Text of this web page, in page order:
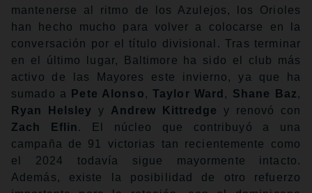
mantenerse al ritmo de los Azulejos, los Orioles
han hecho mucho para volver a colocarse en la
conversación por el título divisional. Tras terminar
en el último lugar, Baltimore ha sido el club más
activo de las Mayores este invierno, ya que ha
sumado a
Pete Alonso ,Taylor Ward , Shane Baz ,
Ryan Helsley y Andrew Kittredge
y renovó con
Zach Eflin . El núcleo que contribuyó a una
campaña de 91 victorias tan recientemente como
el 2024 todavía sigue mayormente intacto.
Además, existe la posibilidad de otro refuerzo